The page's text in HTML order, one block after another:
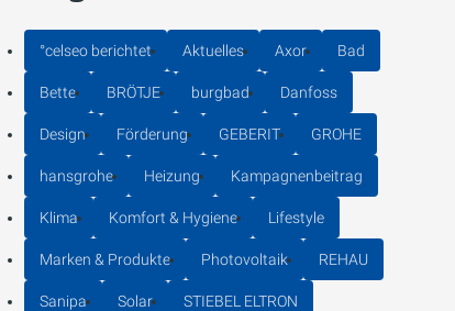
°celseo berichtet Aktuelles Axor Bad
Bette BRÖTJE burgbad Danfoss
Design Förderung GEBERIT GROHE
hansgrohe Heizung Kampagnenbeitrag
Klima Komfort & Hygiene Lifestyle
Marken & Produkte Photovoltaik REHAU
Sanipa Solar STIEBEL ELTRON